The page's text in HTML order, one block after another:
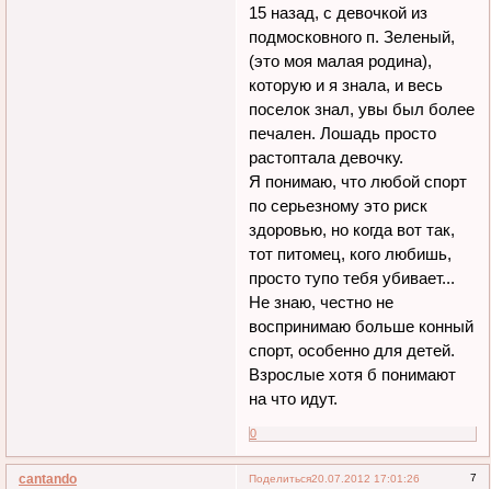
15 назад, с девочкой из
подмосковного п. Зеленый,
(это моя малая родина),
которую и я знала, и весь
поселок знал, увы был более
печален. Лошадь просто
растоптала девочку.
Я понимаю, что любой спорт
по серьезному это риск
здоровью, но когда вот так,
тот питомец, кого любишь,
просто тупо тебя убивает...
Не знаю, честно не
воспринимаю больше конный
спорт, особенно для детей.
Взрослые хотя б понимают
на что идут.
0
Поделиться 7
20.07.2012 17:01:26
cantando